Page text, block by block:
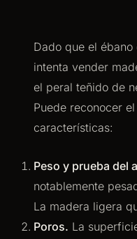
Dado que el
intenta vender
el peral teñido de
Puede reconocer
características:
Peso y prueba del
notablemente
La madera ligera
Poros. La